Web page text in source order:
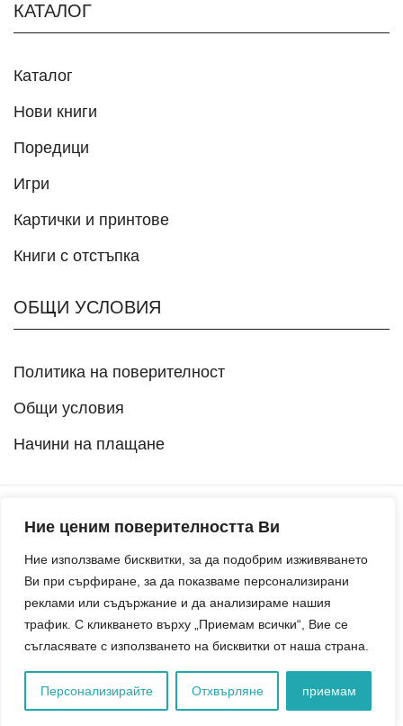
Ние ценим поверителността Ви
Ние използваме бисквитки, за да подобрим изживяването
Ви при сърфиране, за да показваме персонализирани
реклами или съдържание и да анализираме нашия
трафик. С кликването върху „Приемам всички“, Вие се
съгласявате с използването на бисквитки от наша страна.
Персонализирайте Отхвърляне приемам
КАТАЛОГ
Каталог
Нови книги
Поредици
Игри
Картички и принтове
Книги с отстъпка
ОБЩИ УСЛОВИЯ
Политика на поверителност
Общи условия
Начини на плащане
© 2026 Издателство Точица. Всички права запазени.